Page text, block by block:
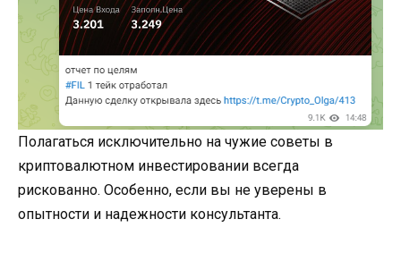
Полагаться исключительно на чужие советы в
криптовалютном инвестировании всегда
рискованно. Особенно, если вы не уверены в
опытности и надежности консультанта.